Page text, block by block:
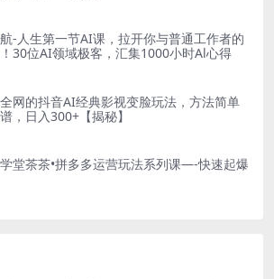
-人生第一节AI课，拉开你与普通工作者的
30位AI领域极客，汇集1000小时Al心得
网的抖音AI经典影视变脸玩法，方法简单
，日入300+【揭秘】
堂茶茶•拼多多运营玩法系列课—-快速起爆